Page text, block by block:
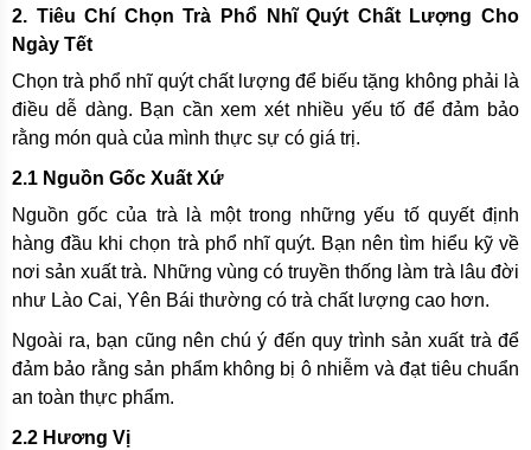
2. Tiêu Chí Chọn Trà Phổ Nhĩ Quýt Chất Lượng Cho
Ngày Tết
Chọn trà phổ nhĩ quýt chất lượng để biếu tặng không phải là
điều dễ dàng. Bạn cần xem xét nhiều yếu tố để đảm bảo
rằng món quà của mình thực sự có giá trị.
2.1 Nguồn Gốc Xuất Xứ
Nguồn gốc của trà là một trong những yếu tố quyết định
hàng đầu khi chọn trà phổ nhĩ quýt. Bạn nên tìm hiểu kỹ về
nơi sản xuất trà. Những vùng có truyền thống làm trà lâu đời
như Lào Cai, Yên Bái thường có trà chất lượng cao hơn.
Ngoài ra, bạn cũng nên chú ý đến quy trình sản xuất trà để
đảm bảo rằng sản phẩm không bị ô nhiễm và đạt tiêu chuẩn
an toàn thực phẩm.
2.2 Hương Vị